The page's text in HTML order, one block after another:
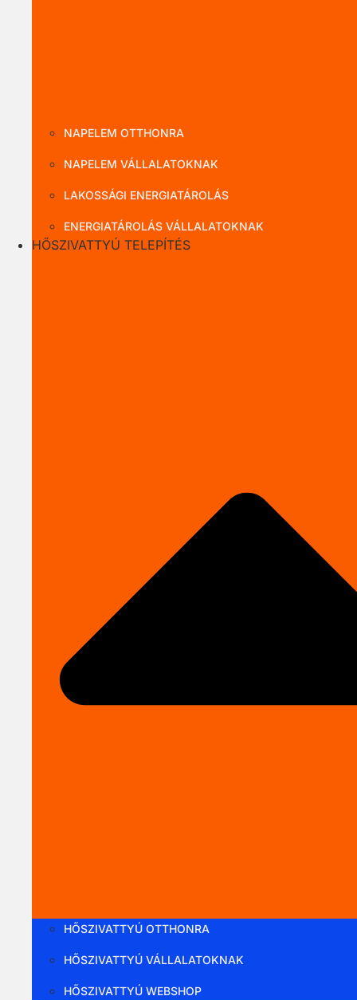
NAPELEM OTTHONRA
NAPELEM VÁLLALATOKNAK
LAKOSSÁGI ENERGIATÁROLÁS
ENERGIATÁROLÁS VÁLLALATOKNAK
HŐSZIVATTYÚ TELEPÍTÉS
HŐSZIVATTYÚ OTTHONRA
HŐSZIVATTYÚ VÁLLALATOKNAK
HŐSZIVATTYÚ WEBSHOP